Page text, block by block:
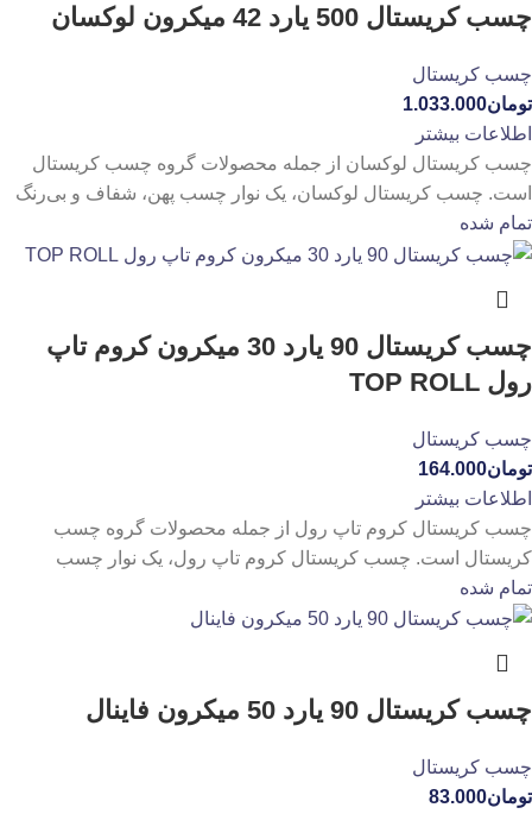
چسب کریستال 500 یارد 42 میکرون لوکسان
چسب کریستال
تومان1.033.000
اطلاعات بیشتر
چسب کریستال لوکسان از جمله محصولات گروه چسب کریستال
است. چسب کریستال لوکسان، یک نوار چسب پهن، شفاف و بی‌رنگ
تمام شده
چسب کریستال 90 یارد 30 میکرون کروم تاپ
رول TOP ROLL
چسب کریستال
تومان164.000
اطلاعات بیشتر
چسب کریستال کروم تاپ رول از جمله محصولات گروه چسب
کریستال است. چسب کریستال کروم تاپ رول، یک نوار چسب
تمام شده
چسب کریستال 90 یارد 50 میکرون فاینال
چسب کریستال
تومان83.000